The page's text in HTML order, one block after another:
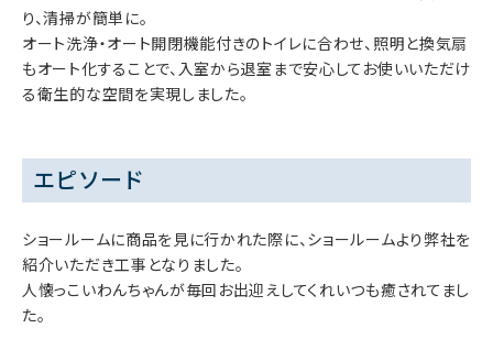
り、清掃が簡単に。
オート洗浄・オート開閉機能付きのトイレに合わせ、照明と換気扇
もオート化することで、入室から退室まで安心してお使いいただけ
る衛生的な空間を実現しました。
エピソード
ショールームに商品を見に行かれた際に、ショールームより弊社を
紹介いただき工事となりました。
人懐っこいわんちゃんが毎回お出迎えしてくれいつも癒されてまし
た。